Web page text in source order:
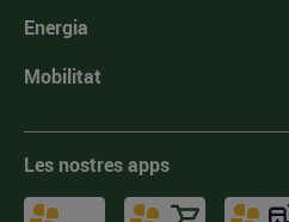
Energia
Mobilitat
Les nostres apps